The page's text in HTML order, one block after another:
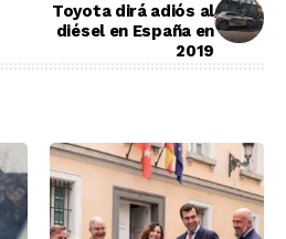
Toyota dirá adiós al
diésel en España en
2019